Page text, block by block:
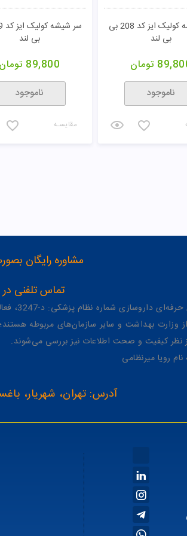
سر شیشه کولیک ایز کد 208 بی
بی لند
تومان
ناموجود
بی لند
89,800 تومان
ناموجود
مقایسـه
مشاوره رایگان بصورت چت در
تماس تلفنی در روزهای شنبه
شماره نظام پزشکی: د-3247، فعالیت می‌کند. (
بهداشت و سایر سازمان‌های مربوطه
نظر کیفیت و صحت اطلاعات نیز بررسی می‌شوند.
آدرس: تهران، شهریار،